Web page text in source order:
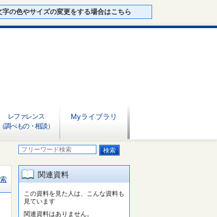
の色やサイズの変更をする場合はこちら
レファレンス
調べもの・相談）
Myライブラリ
関連資料
この資料を見た人は、こんな資料も
見ています
関連資料はありません。